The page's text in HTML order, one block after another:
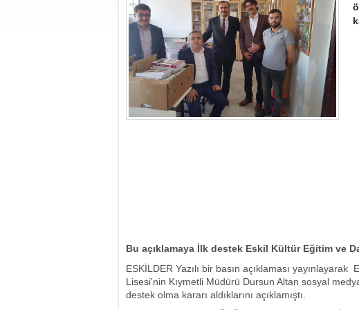
Bu açıklamaya İlk destek Eskil Kültür Eğitim ve
ESKİLDER Yazılı bir basın açıklaması
Lisesi'nin Kıymetli Müdürü Dursun Altan sosyal
destek olma kararı aldıklarını açıklamıştı.